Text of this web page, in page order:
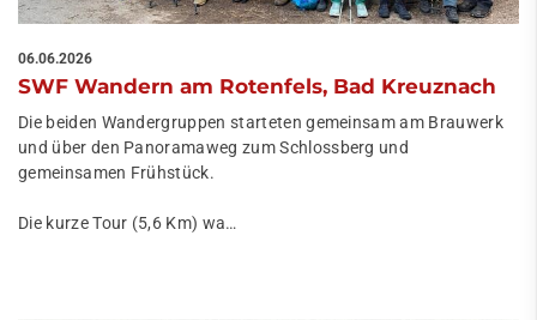
06.06.2026
SWF Wandern am Rotenfels, Bad Kreuznach
Die beiden Wandergruppen starteten gemeinsam am Brauwerk
und über den Panoramaweg zum Schlossberg und
gemeinsamen Frühstück.
Die kurze Tour (5,6 Km) wa…